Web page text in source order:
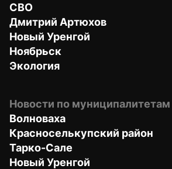
СВО
Дмитрий Артюхов
Новый Уренгой
Ноябрьск
Экология
Новости по муниципалитетам
Волноваха
Красноселькупский район
Тарко-Сале
Новый Уренгой